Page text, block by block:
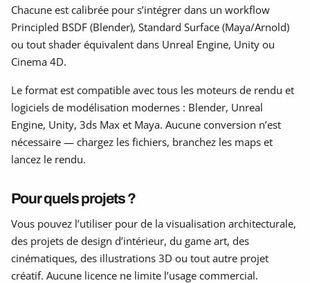
Chacune est calibrée pour s’intégrer dans un workflow
Principled BSDF (Blender), Standard Surface (Maya/Arnold)
ou tout shader équivalent dans Unreal Engine, Unity ou
Cinema 4D.
Le format est compatible avec tous les moteurs de rendu et
logiciels de modélisation modernes : Blender, Unreal
Engine, Unity, 3ds Max et Maya. Aucune conversion n’est
nécessaire — chargez les fichiers, branchez les maps et
lancez le rendu.
Pour quels projets ?
Vous pouvez l’utiliser pour de la visualisation architecturale,
des projets de design d’intérieur, du game art, des
cinématiques, des illustrations 3D ou tout autre projet
créatif. Aucune licence ne limite l’usage commercial.